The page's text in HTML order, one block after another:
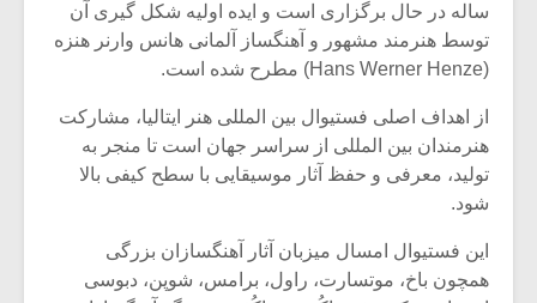
ساله در حال برگزاری است و ایده اولیه شکل گیری آن
توسط هنرمند مشهور و آهنگساز آلمانی هانس وارنر هنزه
(Hans Werner Henze) مطرح شده است.
از اهداف اصلی فستیوال بین المللی هنر ایتالیا، مشارکت
هنرمندان بین المللی از سراسر جهان است تا منجر به
تولید، معرفی و حفظ آثار موسیقایی با سطح کیفی بالا
شود.
این فستیوال امسال میزبان آثار آهنگسازان بزرگی
همچون باخ، موتسارت، راول، برامس، شوپن، دبوسی
میکلوش روژا